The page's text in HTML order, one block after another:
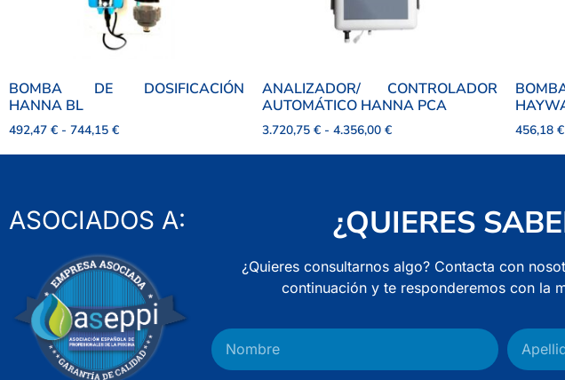
BOMBA DE DOSIFICACIÓN
HANNA BL
492,47 € - 744,15 €
ANALIZADOR/ CONTROLADOR
AUTOMÁTICO HANNA PCA
3.720,75 € - 4.356,00 € 456,18 €
ASOCIADOS A: ¿QUIERES
¿Quieres consultarnos algo? Contacta con
continuación y te responderemos con la